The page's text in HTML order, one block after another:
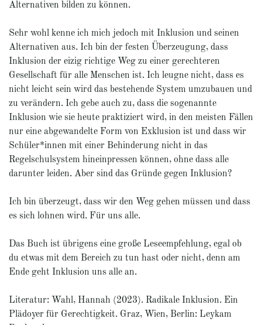
Alternativen bilden zu können.
Sehr wohl kenne ich mich jedoch mit Inklusion und seinen
Alternativen aus. Ich bin der festen Überzeugung, dass
Inklusion der eizig richtige Weg zu einer gerechteren
Gesellschaft für alle Menschen ist. Ich leugne nicht, dass es
nicht leicht sein wird das bestehende System umzubauen und
zu verändern. Ich gebe auch zu, dass die sogenannte
Inklusion wie sie heute praktiziert wird, in den meisten Fällen
nur eine abgewandelte Form von Exklusion ist und dass wir
Schüler*innen mit einer Behinderung nicht in das
Regelschulsystem hineinpressen können, ohne dass alle
darunter leiden. Aber sind das Gründe gegen Inklusion?
Ich bin überzeugt, dass wir den Weg gehen müssen und dass
es sich lohnen wird. Für uns alle.
Das Buch ist übrigens eine große Leseempfehlung, egal ob
du etwas mit dem Bereich zu tun hast oder nicht, denn am
Ende geht Inklusion uns alle an.
Literatur: Wahl, Hannah (2023). Radikale Inklusion. Ein
Plädoyer für Gerechtigkeit. Graz, Wien, Berlin: Leykam